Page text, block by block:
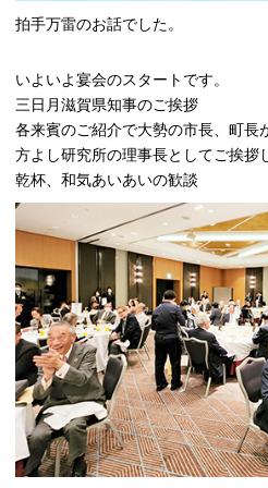
拍手万雷のお話でした。
いよいよ宴会のスタートです。
三日月滋賀県知事のご挨拶
各来賓のご紹介で大勢の市長、町長
方よし研究所の理事長としてご挨拶
乾杯、和気あいあいの歓談